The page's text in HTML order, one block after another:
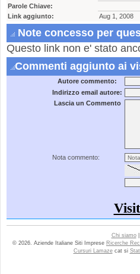
Parole Chiave:
Link aggiunto:
Aug 1, 2008
Note concesso per
Questo link non e' stato
Commenti aggiunto ai
Autore commento:
Indirizzo email autore:
Lascia un Commento
Nota commento:
Chi siamo|
© 2026. Aziende Italiane Siti Imprese Ricerche
Cursuri Lamazecat si